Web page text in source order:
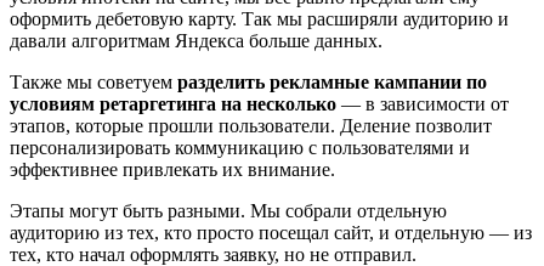
оформить дебетовую карту. Так мы расширяли аудиторию и
давали алгоритмам Яндекса больше данных.
Также мы советуем разделить рекламные кампании по
условиям ретаргетинга на несколько — в зависимости от
этапов, которые прошли пользователи. Деление позволит
персонализировать коммуникацию с пользователями и
эффективнее привлекать их внимание.
Этапы могут быть разными. Мы собрали отдельную
аудиторию из тех, кто просто посещал сайт, и отдельную — из
тех, кто начал оформлять заявку, но не отправил.